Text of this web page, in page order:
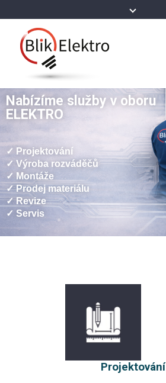
Nabízíme služby v oboru
ELEKTRO
✓ Projektování
✓ Výroba rozváděčů
✓ Montáže
✓ Prodej materiálu
✓ Revize
✓ Servis
Projektování